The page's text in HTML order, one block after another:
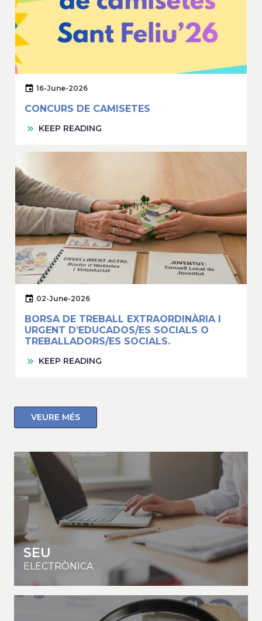
16-June-2026
CONCURS DE CAMISETES
KEEP READING
02-June-2026
BORSA DE TREBALL EXTRAORDINÀRIA I
URGENT D’EDUCADOS/ES SOCIALS O
TREBALLADORS/ES SOCIALS.
KEEP READING
VEURE MÉS
SEU
ELECTRÒNICA